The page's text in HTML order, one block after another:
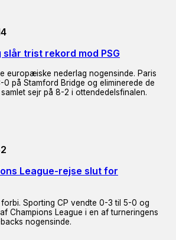
trist rekord mod PSG
europæiske nederlag nogensinde. Paris
0 på Stamford Bridge og eliminerede de
sejr på 8-2 i ottendedelsfinalen.
League-rejse slut for
Sporting CP vendte 0-3 til 5-0 og
Champions League i en af turneringens
nogensinde.